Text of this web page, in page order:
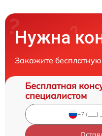
Нужна
Закажите
Бесплатная
специалистом